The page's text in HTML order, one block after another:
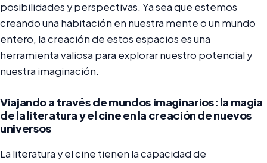
posibilidades y perspectivas. Ya sea que estemos
creando una habitación en nuestra mente o un mundo
entero, la creación de estos espacios es una
herramienta valiosa para explorar nuestro potencial y
nuestra imaginación.
Viajando a través de mundos imaginarios: la magia
de la literatura y el cine en la creación de nuevos
universos
La literatura y el cine tienen la capacidad de